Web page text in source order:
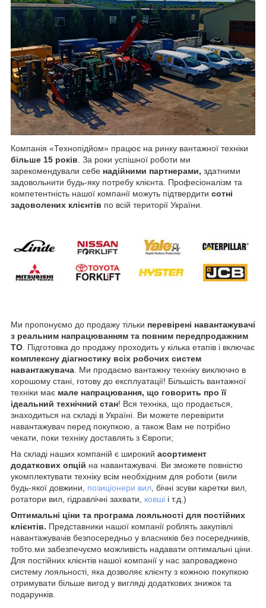
Компанія «Технопідйом» працює на ринку вантажної техніки
більше 15 років. За роки успішної роботи ми
зарекомендували себе надійними партнерами, здатними
задовольнити будь-яку потребу клієнта. Професіоналізм та
компетентність нашої компанії можуть підтвердити сотні
задоволених клієнтів по всій території України.
Ми пропонуємо до продажу тільки перевірені навантажувачі
з реальним напрацюванням та повним передпродажним
ТО . Підготовка до продажу проходить у кілька етапів і включає
комплексну діагностику всіх робочих систем
навантажувача . Ми продаємо вантажну техніку виключно в
хорошому стані, готову до експлуатації! Більшість вантажної
техніки має мале напрацювання, що говорить про її
ідеальний технічний стан! Вся техніка, що продається,
знаходиться на складі в Україні. Ви можете перевірити
навантажувач перед покупкою, а також Вам не потрібно
чекати, поки техніку доставлять з Європи;
На складі наших компаній є широкий асортимент
додаткових опцій на навантажувачі. Ви зможете повністю
укомплектувати техніку всім необхідним для роботи (вили
будь-якої довжини, позиціонери вил , бічні зсуви каретки вил,
ротатори вил, гідравлічні захвати, ковші і т.д.)
Оптимальні ціни та програма лояльності для постійних
клієнтів. Представники нашої компанії роблять закупівлі
навантажувачів безпосередньо у власників без посередників,
тобто.ми забезпечуємо можливість надавати оптимальні ціни.
Для постійних клієнтів нашої компанії у нас запроваджено
систему лояльності, яка дозволяє клієнту з кожною покупкою
отримувати більше вигод у вигляді додаткових знижок та
подарунків.